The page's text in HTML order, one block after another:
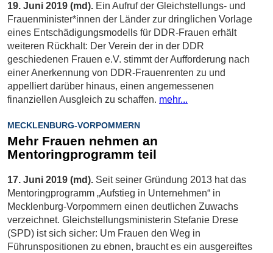
19. Juni 2019 (md). Ein Aufruf der Gleichstellungs- und
Frauenminister*innen der Länder zur dringlichen Vorlage
eines Entschädigungsmodells für DDR-Frauen erhält
weiteren Rückhalt: Der Verein der in der DDR
geschiedenen Frauen e.V. stimmt der Aufforderung nach
einer Anerkennung von DDR-Frauenrenten zu und
appelliert darüber hinaus, einen angemessenen
finanziellen Ausgleich zu schaffen. mehr...
MECKLENBURG-VORPOMMERN
Mehr Frauen nehmen an
Mentoringprogramm teil
17. Juni 2019 (md). Seit seiner Gründung 2013 hat das
Mentoringprogramm „Aufstieg in Unternehmen“ in
Mecklenburg-Vorpommern einen deutlichen Zuwachs
verzeichnet. Gleichstellungsministerin Stefanie Drese
(SPD) ist sich sicher: Um Frauen den Weg in
Führunspositionen zu ebnen, braucht es ein ausgereiftes